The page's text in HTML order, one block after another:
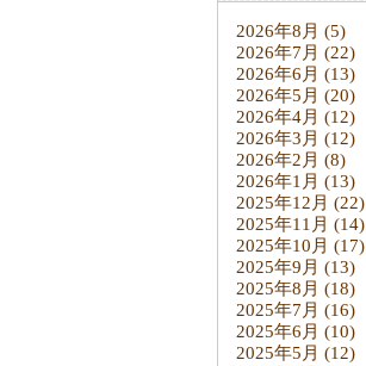
2026年8月 (5)
2026年7月 (22)
2026年6月 (13)
2026年5月 (20)
2026年4月 (12)
2026年3月 (12)
2026年2月 (8)
2026年1月 (13)
2025年12月 (22)
2025年11月 (14)
2025年10月 (17)
2025年9月 (13)
2025年8月 (18)
2025年7月 (16)
2025年6月 (10)
2025年5月 (12)